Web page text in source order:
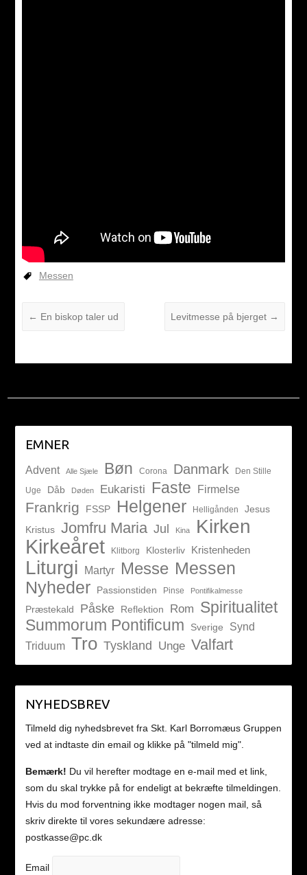
Messen
← En biskop taler ud Levitmesse på bjerget →
EMNER
Advent Alle Sjæle Bøn Corona Danmark
Den Stille
Uge
Dåb Døden Eukaristi Faste Firmelse
Frankrig FSSP Helgener Helligånden
Jesus
Kristus Jomfru Maria Jul Kina Kirken
Kirkeåret Klitborg Klosterliv Kristenheden
Liturgi Martyr Messe Messen
Nyheder
Passionstiden Pinse Pontifikalmesse
Præstekald Påske Reflektion Rom Spiritualitet
Summorum Pontificum Sverige
Synd
Triduum Tro Tyskland Unge Valfart
NYHEDSBREV
Tilmeld dig nyhedsbrevet fra Skt. Karl Borromæus Gruppen
ved at indtaste din email og klikke på "tilmeld mig".
Bemærk! Du vil herefter modtage en e-mail med et link,
som du skal trykke på for endeligt at bekræfte tilmeldingen.
Hvis du mod forventning ikke modtager nogen mail, så
skriv direkte til vores sekundære adresse:
postkasse@pc.dk
Email